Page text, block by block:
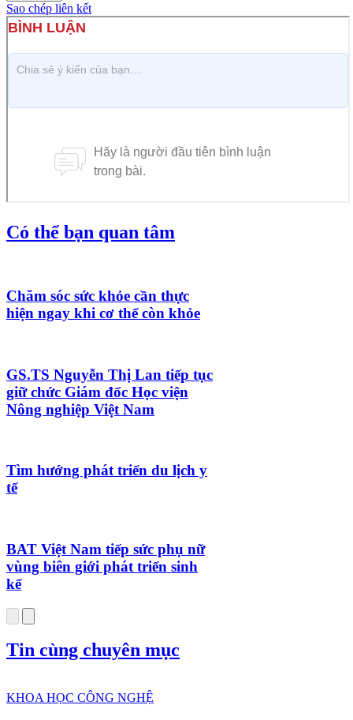
Sao chép liên kết
Có thể bạn quan tâm
Chăm sóc sức khỏe cần thực
hiện ngay khi cơ thể còn khỏe
GS.TS Nguyễn Thị Lan tiếp tục
giữ chức Giám đốc Học viện
Nông nghiệp Việt Nam